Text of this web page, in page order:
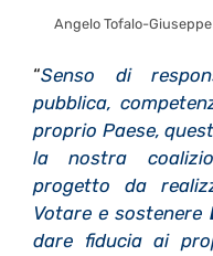
Angelo Tofalo-
“Senso di
pubblica,
proprio Paese,
la nostra
progetto da
Votare e sostenere
dare fiducia ai